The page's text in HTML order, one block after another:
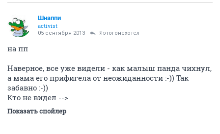
Шнаппи
activist
05 сентября 2013 Яэтогонехотел
на пп
Наверное, все уже видели - как малыш панда чихнул,
а мама его прифигела от неожиданности :-)) Так
забавно :-))
Кто не видел -->
Показать спойлер